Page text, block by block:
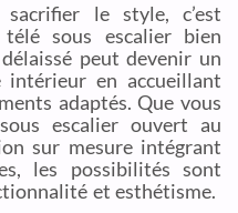
le style, c’est
sous escalier bien
peut devenir un
en accueillant
adaptés. Que vous
escalier ouvert au
sur mesure intégrant
les possibilités sont
et esthétisme.